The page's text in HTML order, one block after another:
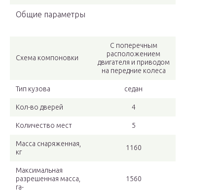
Общие параметры
Схема компоновки
С поперечным
расположением
двигателя и приводом
на передние колеса
Тип кузова седан
Кол-во дверей 4
Количество мест 5
Масса снаряженная,
кг
1160
Максимальная
разрешенная масса,
га-
1560